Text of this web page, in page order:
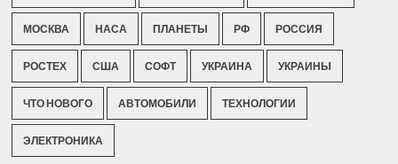
МОСКВА НАСА ПЛАНЕТЫ РФ РОССИЯ
РОСТЕХ США СОФТ УКРАИНА УКРАИНЫ
ЧТО НОВОГО АВТОМОБИЛИ ТЕХНОЛОГИИ
ЭЛЕКТРОНИКА